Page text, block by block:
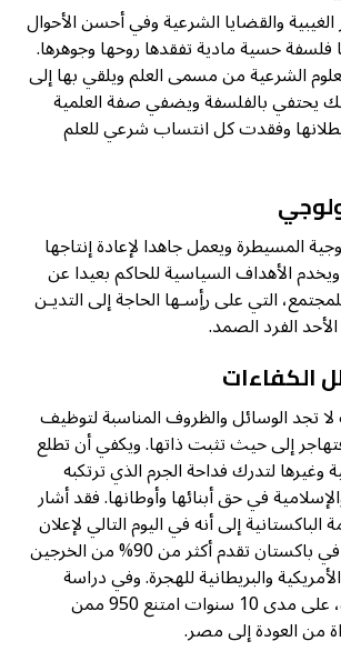
الغيبية والقضايا الشرعية وفي أحسن الأحوال
حسية مادية تفقدها روحها وجوهرها.
الشرعية من مسمى العلم ويلقي بها إلى
يحتفي بالفلسفة ويضفي صفة العلمية
وفقدت كل انتساب شرعي للعلم
المسيطرة ويعمل جاهدا لإعادة إنتاجها
الأهداف السياسية للحاكم بعيدا عن
التي على رأٍسـها الحاجة إلى التديـن
الأحد الفرد الصمد.
تجد الوسائل والظروف المناسبة لتوظيف
إلى حيث تثبت ذاتها. ويكفي أن تطلع
وغيرها لتدرك فداحة الجرم الذي ترتكبه
في حق أبنائها وأوطانها. فقد أشار
إلى أنه في اليوم التالي لإعلان
نتائج كليات الطب في باكستان تقدم أكثر من 90% من الخرجين
والبريطانية للهجرة. وفي دراسة
مصرية حول الهجرة، على مدى 10 سنوات امتنع 950 ممن
من العودة إلى مصر.